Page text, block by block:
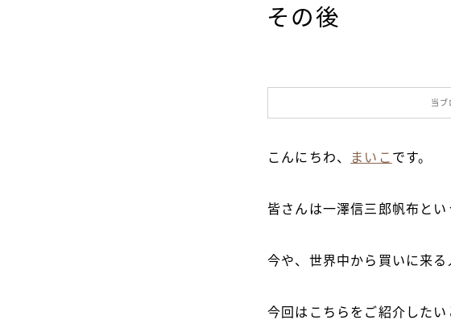
その後
当ブ
こんにちわ、 まいこ です。
皆さんは一澤信三郎帆布と
今や、世界中から買いに来る
今回はこちらをご紹介したい